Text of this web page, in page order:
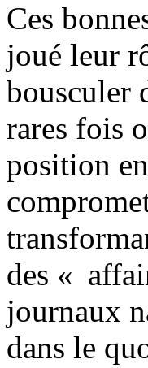
Ces
joué leur
bousculer
rares fois
position
des «
journaux
dans le